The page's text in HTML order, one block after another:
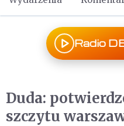
Radio
Duda:
szczytu